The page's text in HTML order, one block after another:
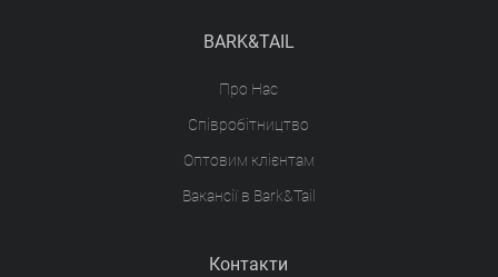
BARK&TAIL
Про Нас
Співробітництво
Оптовим клієнтам
Вакансії в Bark&Tail
Контакти